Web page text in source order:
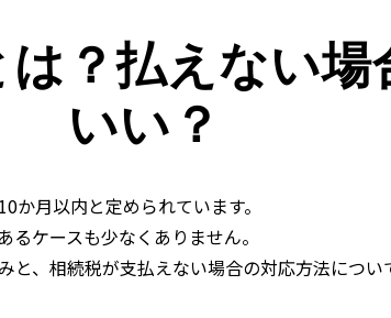
？払えない
いい？
10か月以内と定められています。
ケースも少なくありません。
、相続税が支払えない場合の対応方法につい